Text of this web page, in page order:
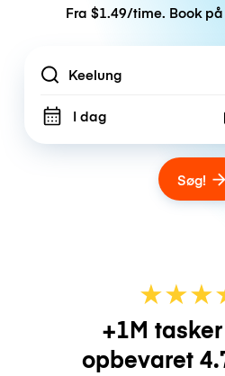
Fra $1.49/time. Book
Location
I dag
Søg!
★★★
+1M
opbevaret